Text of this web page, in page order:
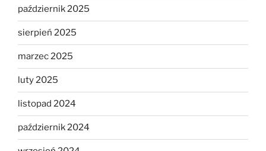
październik 2025
sierpień 2025
marzec 2025
luty 2025
listopad 2024
październik 2024